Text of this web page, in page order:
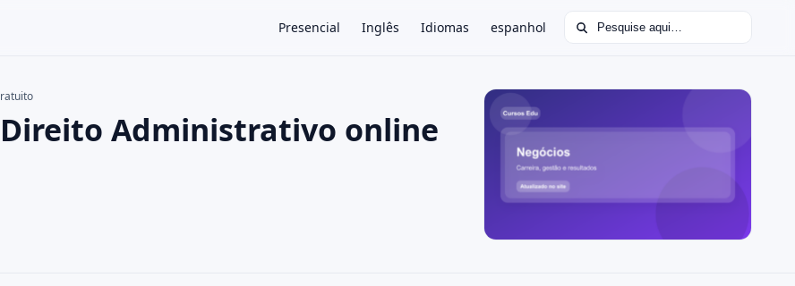
Presencial Inglês Idiomas espanhol Buscar por:
×
Direito Administrativo online